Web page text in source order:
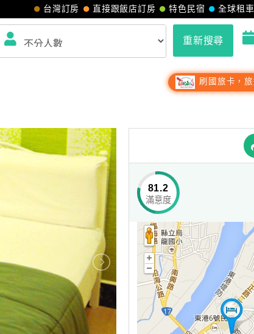
全球租車
特色民宿
直接跟飯店訂房
台灣訂房
重新搜尋
刷國旅卡，旅
81.2
滿意度